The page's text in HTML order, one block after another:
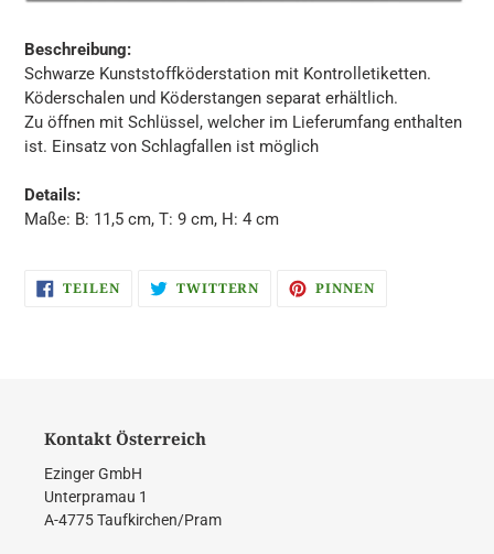
Beschreibung:
Schwarze Kunststoffköderstation mit Kontrolletiketten.
Köderschalen und Köderstangen separat erhältlich.
Zu öffnen mit Schlüssel, welcher im Lieferumfang enthalten
ist. Einsatz von Schlagfallen ist möglich
Details:
Maße: B: 11,5 cm, T: 9 cm, H: 4 cm
TEILENAUF
FACEBOOK
TWITTERNAUF
TWITTER
PINNENAUF
Kontakt Österreich
Ezinger GmbH
Unterpramau 1
A-4775 Taufkirchen/Pram